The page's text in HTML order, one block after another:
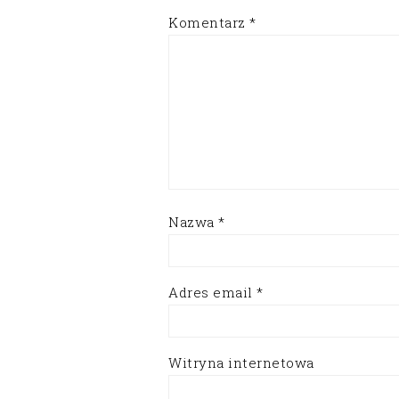
Komentarz *
Nazwa *
Adres email *
Witryna internetowa